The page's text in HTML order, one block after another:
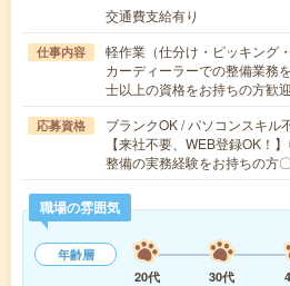
交通費支給有り
仕事内容
軽作業（仕分け・ピッキング
カーディーラーでの整備業務
士以上の資格をお持ちの方歓
応募資格
ブランクOK / パソコンスキル
【来社不要、WEB登録OK！
整備の実務経験をお持ちの方
職場の雰囲気
年齢層
20代
30代